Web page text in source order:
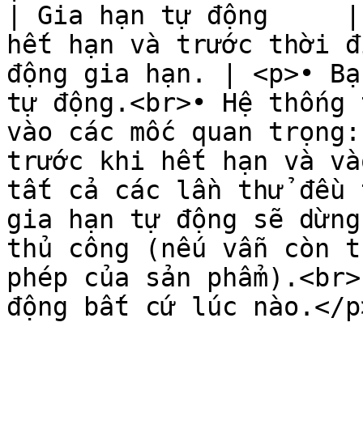
| Gia hạn tự động
hết hạn và trước thời
động gia hạn. | <p>•
tự động.<br>• Hệ
vào các mốc quan
trước khi hết hạn và
tất cả các lần thử đều
gia hạn tự động sẽ
thủ công (nếu vẫn còn
phép của sản